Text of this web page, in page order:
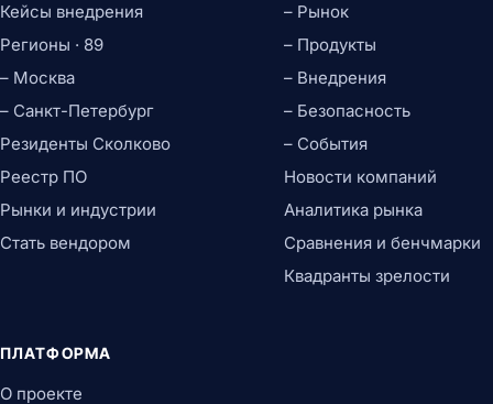
Кейсы внедрения
Регионы · 89
– Москва
– Санкт-Петербург
Резиденты Сколково
Реестр ПО
Рынки и индустрии
Стать вендором
– Рынок
– Продукты
– Внедрения
– Безопасность
– События
Новости компаний
Аналитика рынка
Сравнения и бенчмарки
Квадранты зрелости
ПЛАТФОРМА
О проекте